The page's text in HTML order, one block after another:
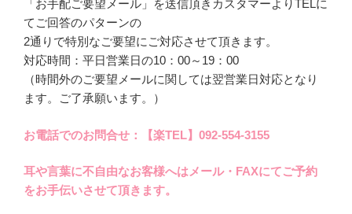
「お手配ご要望メール」を送信頂きカスタマーよりTELに
てご回答のパターンの
2通りで特別なご要望にご対応させて頂きます。
対応時間：平日営業日の10：00～19：00
（時間外のご要望メールに関しては翌営業日対応となり
ます。ご了承願います。）
お電話でのお問合せ：【楽TEL】092-554-3155
耳や言葉に不自由なお客様へはメール・FAXにてご予約
をお手伝いさせて頂きます。